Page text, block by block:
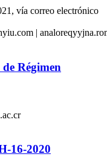
vía correo electrónico
.com | analoreqyyj
Régimen
.ac.cr
16-2020